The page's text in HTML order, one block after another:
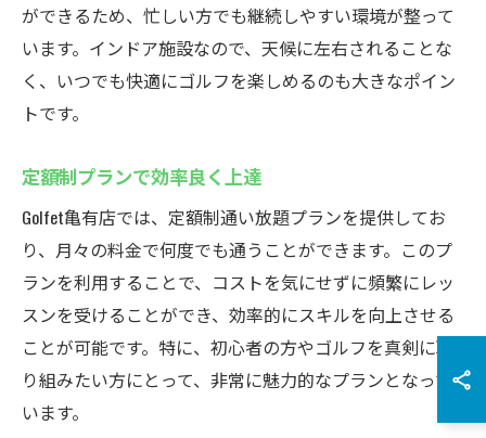
ができるため、忙しい方でも継続しやすい環境が整って
います。インドア施設なので、天候に左右されることな
く、いつでも快適にゴルフを楽しめるのも大きなポイン
トです。
定額制プランで効率良く上達
Golfet亀有店では、定額制通い放題プランを提供してお
り、月々の料金で何度でも通うことができます。このプ
ランを利用することで、コストを気にせずに頻繁にレッ
スンを受けることができ、効率的にスキルを向上させる
ことが可能です。特に、初心者の方やゴルフを真剣に取
り組みたい方にとって、非常に魅力的なプランとなって
います。